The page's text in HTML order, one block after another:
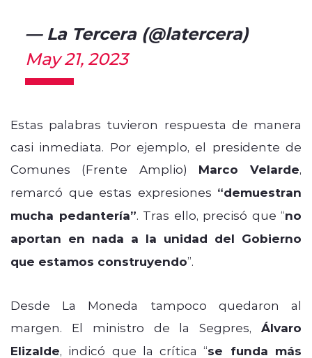
— La Tercera (@latercera)
May 21, 2023
Estas palabras tuvieron respuesta de manera
casi inmediata. Por ejemplo, el presidente de
Comunes (Frente Amplio)
Marco Velarde,
remarcó que estas expresiones “demuestran
mucha pedantería”. Tras ello, precisó que “no
aportan en nada a la unidad del Gobierno
que estamos construyendo”.
Desde La Moneda tampoco quedaron al
margen. El ministro de la Segpres,
Álvaro
Elizalde, indicó que la crítica “se funda más